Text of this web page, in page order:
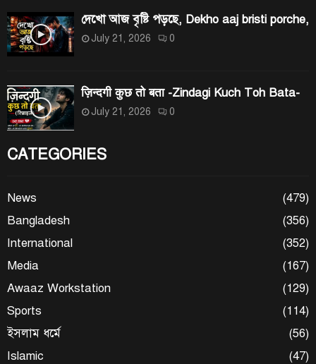
দেখো আজ বৃষ্টি পড়ছে, Dekho aaj bristi porche,
July 21, 2026 0
ज़िन्दगी कुछ तो बता -Zindagi Kuch Toh Bata-
July 21, 2026 0
CATEGORIES
News
(479)
Bangladesh
(356)
International
(352)
Media
(167)
Awaaz Workstation
(129)
Sports
(114)
ইসলাম ধর্মে
(56)
Islamic
(47)